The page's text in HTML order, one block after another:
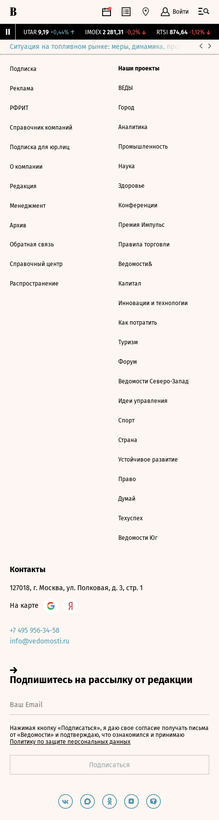
Войти
UTAR 9,19 +0,44%↑ IMOEX 2 281,31 -0,2%↓ RTSI 874,64 -1,12%↓
Ситуация на топливном рынке: меры, динамика, прогнозы
Подписка
Реклама
РФРИТ
Справочник компаний
Подписка для юр.лиц
О компании
Редакция
Менеджмент
Архив
Обратная связь
Справочный центр
Распространение
Наши проекты
ВЕДЫ
Город
Аналитика
Промышленность
Наука
Здоровье
Конференции
Премия Импульс
Правила торговли
Ведомости&
Капитал
Инновации и технологии
Как потратить
Туризм
Форум
Ведомости Северо-Запад
Идеи управления
Спорт
Страна
Устойчивое развитие
Право
Думай
Техуспех
Ведомости Юг
Контакты
127018, г. Москва, ул. Полковая, д. 3, стр. 1
На карте
+7 495 956-34-58
info@vedomosti.ru
Нажимая кнопку «Подписаться», я даю свое согласие получать письма
от «Ведомости» и подтверждаю, что ознакомился и принимаю
Политику по защите персональных данных